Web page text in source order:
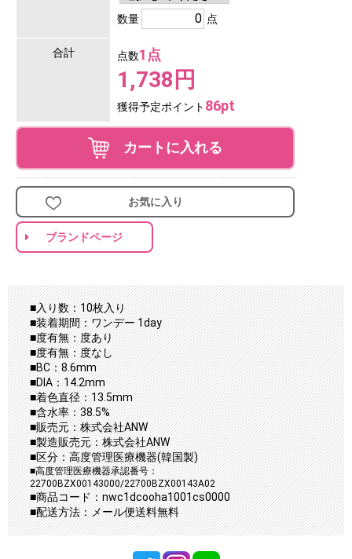
数量 点
合計 点数1点
1,738円
獲得予定ポイント 86pt
カートに入れる
お気に入り
ブランドページ
■入り数：10枚入り
■装着期間：ワンデー 1day
■度有無：度あり
■度有無：度なし
■BC：8.6mm
■DIA：14.2mm
■着色直径：13.5mm
■含水率：38.5%
■販売元：株式会社ANW
■製造販売元：株式会社ANW
■区分：高度管理医療機器(韓国製)
■高度管理医療機器承認番号：
22700BZX00143000/22700BZX00143A02
■商品コード：nwc1dcooha1001cs0000
■配送方法：メール便送料無料